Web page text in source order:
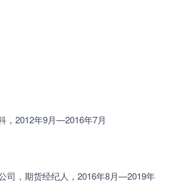
，2012年9月—2016年7月
司，期货经纪人，2016年8月—2019年